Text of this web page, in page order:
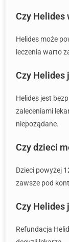
Czy Helides
Helides może
leczenia warto
Czy Helides
Helides jest
zaleceniami
niepożądane.
Czy dzieci
Dzieci powyżej
zawsze pod
Czy Helides
Refundacja